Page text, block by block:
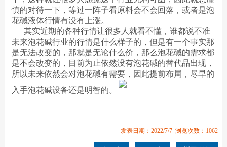
慎的对待一下，等过一阵子看原料会不会回落，或者是泡
花碱液体行情有没有上涨。
其实近期的各种行情让很多人就看不懂，谁都说不准
未来泡花碱行业的行情是什么样子的，但是有一个事实那
是无法改变的，那就是无论什么价，那么泡花碱的需求都
是不会改变的，目前为止依然没有泡花碱的替代品出现，
所以未来依然会对泡花碱有需要，因此提前布局，尽早的
入手泡花碱设备还是明智的。
发表日期：2022/7/7 浏览次数：1062